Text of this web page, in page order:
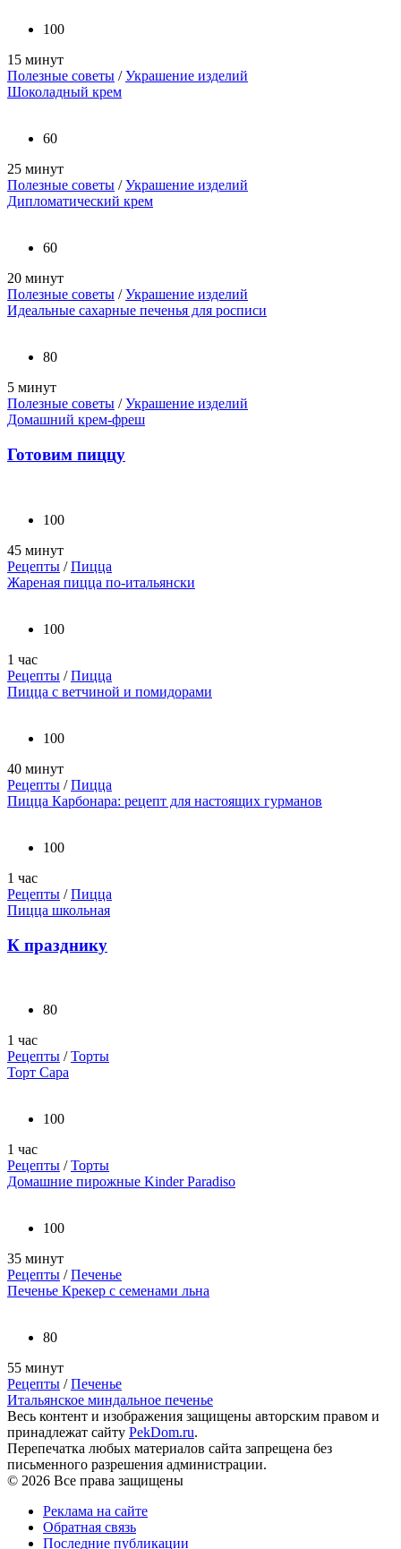
100
15 минут
Полезные советы /Украшение изделий
Шоколадный крем
60
25 минут
Полезные советы /Украшение изделий
Дипломатический крем
60
20 минут
Полезные советы /Украшение изделий
Идеальные сахарные печенья для росписи
80
5 минут
Полезные советы /Украшение изделий
Домашний крем-фреш
Готовим пиццу
100
45 минут
Рецепты /Пицца
Жареная пицца по-итальянски
100
1 час
Рецепты /Пицца
Пицца с ветчиной и помидорами
100
40 минут
Рецепты /Пицца
Пицца Карбонара: рецепт для настоящих гурманов
100
1 час
Рецепты /Пицца
Пицца школьная
К празднику
80
1 час
Рецепты /Торты
Торт Сара
100
1 час
Рецепты /Торты
Домашние пирожные Kinder Paradiso
100
35 минут
Рецепты /Печенье
Печенье Крекер с семенами льна
80
55 минут
Рецепты /Печенье
Итальянское миндальное печенье
Весь контент и изображения защищены авторским правом и
принадлежат сайту PekDom.ru.
Перепечатка любых материалов сайта запрещена без
письменного разрешения администрации.
© 2026 Все права защищены
Реклама на сайте
Обратная связь
Последние публикации